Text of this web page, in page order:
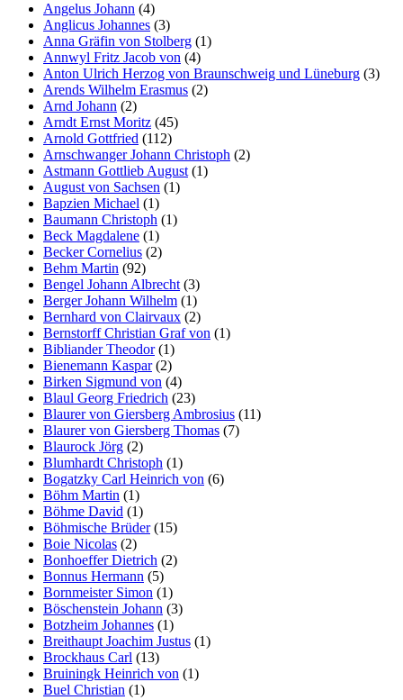
Angelus Johann (4)
Anglicus Johannes (3)
Anna Gräfin von Stolberg (1)
Annwyl Fritz Jacob von (4)
Anton Ulrich Herzog von Braunschweig und Lüneburg (3)
Arends Wilhelm Erasmus (2)
Arnd Johann (2)
Arndt Ernst Moritz (45)
Arnold Gottfried (112)
Arnschwanger Johann Christoph (2)
Astmann Gottlieb August (1)
August von Sachsen (1)
Bapzien Michael (1)
Baumann Christoph (1)
Beck Magdalene (1)
Becker Cornelius (2)
Behm Martin (92)
Bengel Johann Albrecht (3)
Berger Johann Wilhelm (1)
Bernhard von Clairvaux (2)
Bernstorff Christian Graf von (1)
Bibliander Theodor(1)
Bienemann Kaspar(2)
Birken Sigmund von (4)
Blaul Georg Friedrich (23)
Blaurer von Giersberg Ambrosius (11)
Blaurer von Giersberg Thomas (7)
Blaurock Jörg (2)
Blumhardt Christoph (1)
Bogatzky Carl Heinrich von (6)
Böhm Martin (1)
Böhme David (1)
Böhmische Brüder(15)
Boie Nicolas (2)
Bonhoeffer Dietrich (2)
Bonnus Hermann (5)
Bornmeister Simon (1)
Böschenstein Johann (3)
Botzheim Johannes (1)
Breithaupt Joachim Justus (1)
Brockhaus Carl (13)
Bruiningk Heinrich von (1)
Buel Christian (1)